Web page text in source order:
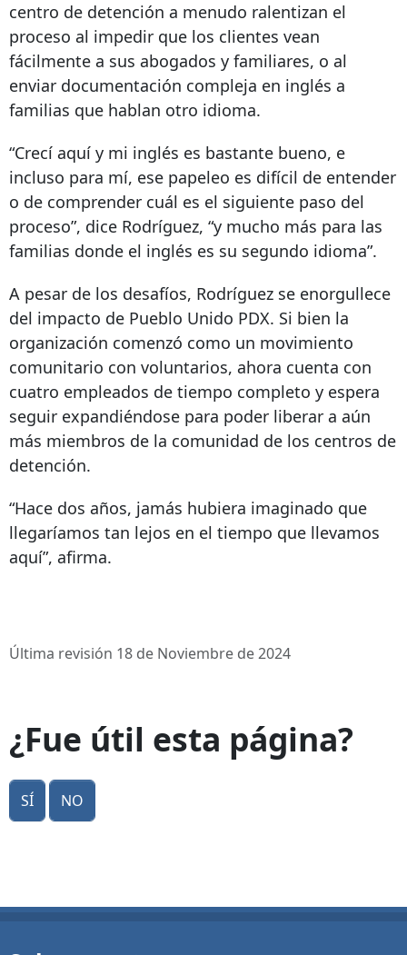
centro de detención a menudo ralentizan el
proceso al impedir que los clientes vean
fácilmente a sus abogados y familiares, o al
enviar documentación compleja en inglés a
familias que hablan otro idioma.
“Crecí aquí y mi inglés es bastante bueno, e
incluso para mí, ese papeleo es difícil de entender
o de comprender cuál es el siguiente paso del
proceso”, dice Rodríguez, “y mucho más para las
familias donde el inglés es su segundo idioma”.
A pesar de los desafíos, Rodríguez se enorgullece
del impacto de Pueblo Unido PDX. Si bien la
organización comenzó como un movimiento
comunitario con voluntarios, ahora cuenta con
cuatro empleados de tiempo completo y espera
seguir expandiéndose para poder liberar a aún
más miembros de la comunidad de los centros de
detención.
“Hace dos años, jamás hubiera imaginado que
llegaríamos tan lejos en el tiempo que llevamos
aquí”, afirma.
Última revisión 18 de Noviembre de 2024
¿Fue útil esta página?
Sí No